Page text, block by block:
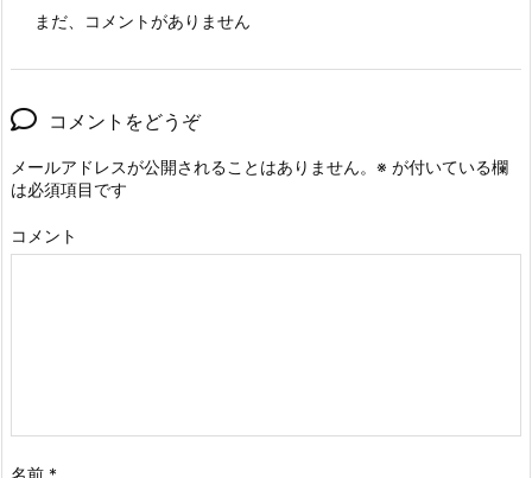
まだ、コメントがありません
コメントをどうぞ
メールアドレスが公開されることはありません。 ※ が付いている欄
は必須項目です
コメント